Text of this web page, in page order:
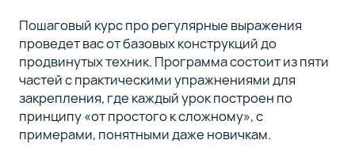
Пошаговый курс про регулярные выражения
проведет вас от базовых конструкций до
продвинутых техник. Программа состоит из пяти
частей с практическими упражнениями для
закрепления, где каждый урок построен по
принципу «от простого к сложному», с
примерами, понятными даже новичкам.